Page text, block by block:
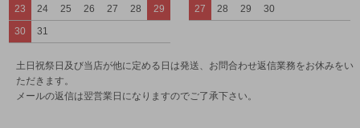
23
24 25 26 27 28
29
30
31
27
28 29 30
土日祝祭日及び当店が他に定める日は発送、お問合わせ返信業務をお休みをい
ただきます。
メールの返信は翌営業日になりますのでご了承下さい。